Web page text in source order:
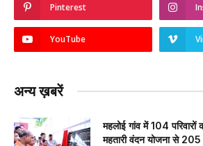
Pinterest
YouTube
अन्य ख़बरें
महलोई गांव में 104 परिवारों
महतारी वंदन योजना से 205